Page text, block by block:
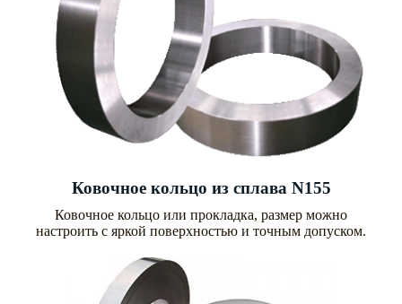
Ковочное кольцо из сплава N155
Ковочное кольцо или прокладка, размер можно
настроить с яркой поверхностью и точным допуском.